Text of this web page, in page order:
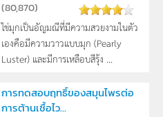
(80,870)
ไข่มุกเป็นอัญมณีที่มีความสวยงามในตัว
เองคือมีความวาวแบบมุก (Pearly
Luster) และมีการเหลือบสีรุ้ง ...
การทดสอบฤทธิ์ของสมุนไพรต่อ
การต้านเชื้อไว...